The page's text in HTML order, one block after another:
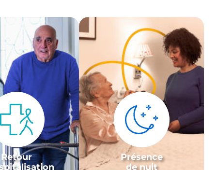
Retour
Présence
de nuit